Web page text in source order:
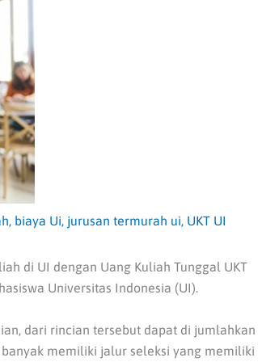
, biaya Ui, jurusan termurah ui, UKT UI
di UI dengan Uang Kuliah Tunggal UKT
Universitas Indonesia (UI).
dari rincian tersebut dapat di jumlahkan
memiliki jalur seleksi yang memiliki